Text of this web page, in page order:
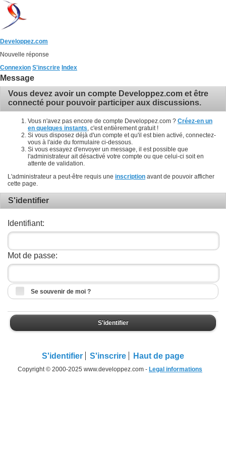
Developpez.com
Nouvelle réponse
Connexion S'inscrire Index
Message
Vous devez avoir un compte Developpez.com et être
connecté pour pouvoir participer aux discussions.
Vous n'avez pas encore de compte Developpez.com ? Créez-en un
en quelques instants , c'est entièrement gratuit !
Si vous disposez déjà d'un compte et qu'il est bien activé, connectez-
vous à l'aide du formulaire ci-dessous.
Si vous essayez d'envoyer un message, il est possible que
l'administrateur ait désactivé votre compte ou que celui-ci soit en
attente de validation.
L'administrateur a peut-être requis une inscription avant de pouvoir afficher
cette page.
S'identifier
Identifiant:
Mot de passe:
Se souvenir de moi ?
S'identifier
S'identifier S'inscrire Haut de page
Copyright © 2000-2025 www.developpez.com - Legal informations